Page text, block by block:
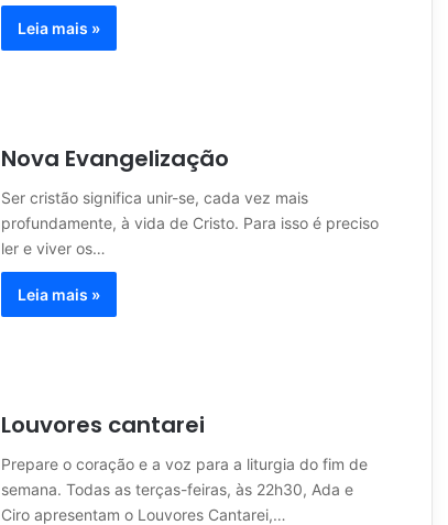
Leia mais »
Nova Evangelização
Ser cristão significa unir-se, cada vez mais
profundamente, à vida de Cristo. Para isso é preciso
ler e viver os…
Leia mais »
Louvores cantarei
Prepare o coração e a voz para a liturgia do fim de
semana. Todas as terças-feiras, às 22h30, Ada e
Ciro apresentam o Louvores Cantarei,…